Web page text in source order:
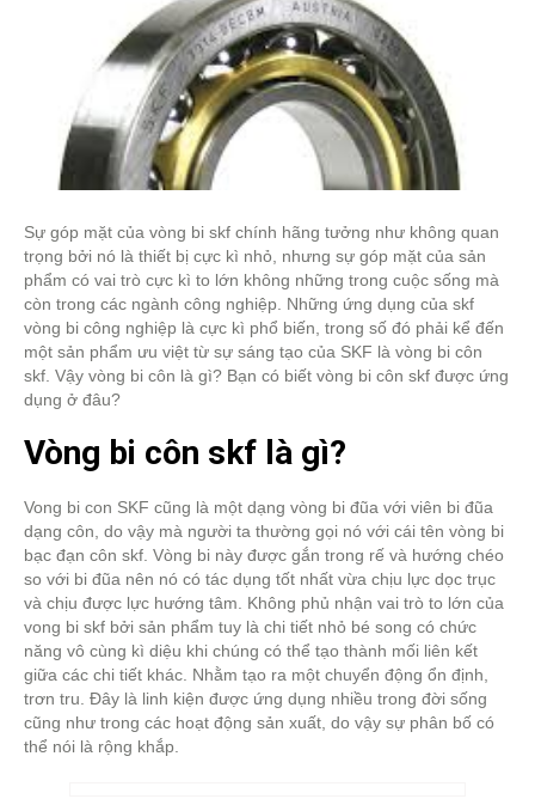
Sự góp mặt của vòng bi skf chính hãng tưởng như không quan
trọng bởi nó là thiết bị cực kì nhỏ, nhưng sự góp mặt của sản
phẩm có vai trò cực kì to lớn không những trong cuộc sống mà
còn trong các ngành công nghiệp. Những ứng dụng của skf
vòng bi công nghiệp là cực kì phổ biến, trong số đó phải kể đến
một sản phẩm ưu việt từ sự sáng tạo của SKF là vòng bi côn
skf. Vậy vòng bi côn là gì? Bạn có biết vòng bi côn skf được ứng
dụng ở đâu?
Vòng bi côn skf là gì?
Vong bi con SKF cũng là một dạng vòng bi đũa với viên bi đũa
dạng côn, do vậy mà người ta thường gọi nó với cái tên vòng bi
bạc đạn côn skf. Vòng bi này được gắn trong rế và hướng chéo
so với bi đũa nên nó có tác dụng tốt nhất vừa chịu lực dọc trục
và chịu được lực hướng tâm. Không phủ nhận vai trò to lớn của
vong bi skf bởi sản phẩm tuy là chi tiết nhỏ bé song có chức
năng vô cùng kì diệu khi chúng có thể tạo thành mối liên kết
giữa các chi tiết khác. Nhằm tạo ra một chuyển động ổn định,
trơn tru. Đây là linh kiện được ứng dụng nhiều trong đời sống
cũng như trong các hoạt động sản xuất, do vậy sự phân bố có
thể nói là rộng khắp.